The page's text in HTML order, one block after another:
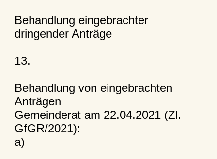
Behandlung eingebrachter
dringender Anträge
13.
Behandlung von eingebrachten
Anträgen
Gemeinderat am 22.04.2021 (Zl.
GfGR/2021):
a)